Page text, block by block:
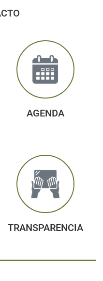
AGENDA
TRANSPARENCIA